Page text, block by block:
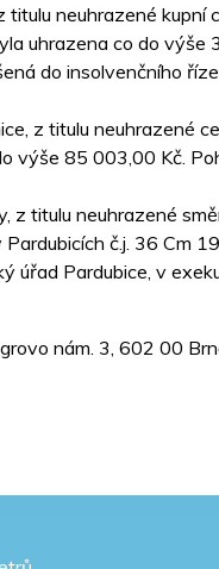
neuhrazené
uhrazena co do výše
do insolvenčního
z titulu neuhrazené
85 003,00 Kč.
z titulu neuhrazené
č.j. 36 Cm
úřad Pardubice, v
nám. 3, 602 00